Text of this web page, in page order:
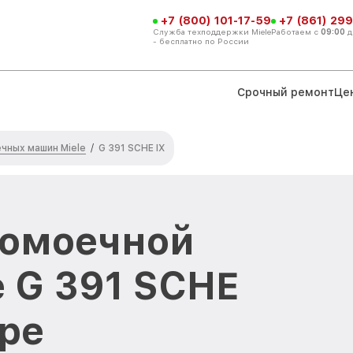
+7 (800) 101-17-59
Служба техподдержки Miele
- бесплатно по России
+7 (861)
Работаем с 09:00
Срочный ремонт
машин Miele / G 391 SCHE IX
391 SCHE